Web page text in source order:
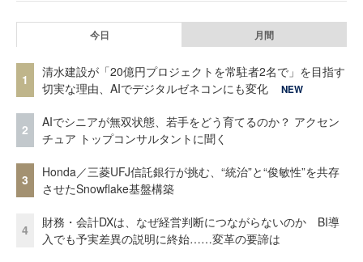
今日 月間
1
清水建設が「20億円プロジェクトを常駐者2名で」を目指す
切実な理由、AIでデジタルゼネコンにも変化
NEW
2
AIでシニアが無双状態、若手をどう育てるのか？ アクセン
チュア トップコンサルタントに聞く
3
Honda／三菱UFJ信託銀行が挑む、“統治”と“俊敏性”を共存
させたSnowflake基盤構築
4
財務・会計DXは、なぜ経営判断につながらないのか BI導
入でも予実差異の説明に終始……変革の要諦は